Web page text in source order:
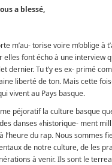
a blessé,
m’au- torise voire m’oblige à
elles font écho à une interview
dernier. Tu t’y es ex- primé
liberté de ton. Mais cette
vivent au Pays basque.
péjoratif la culture basque
danses «historique- ment
l’heure du rap. Nous sommes
de notre culture, de les
à venir. Ils sont le